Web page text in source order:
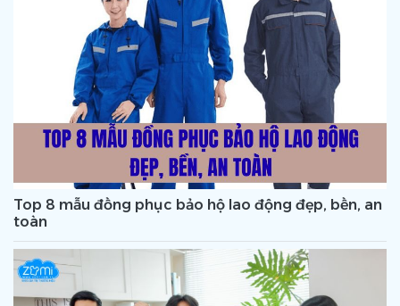
Top 8 mẫu đồng phục bảo hộ lao động đẹp, bền, an
toàn